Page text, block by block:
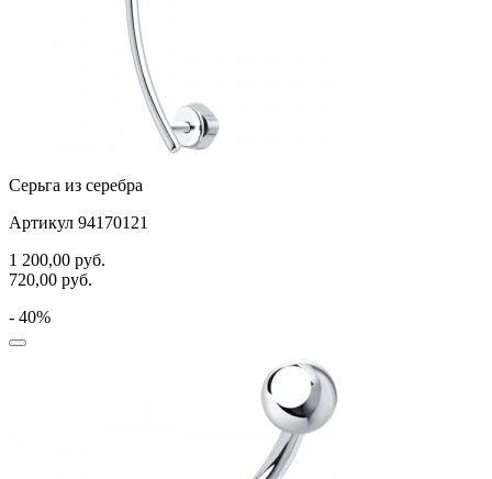
Серьга из серебра
Артикул 94170121
1 200,00 руб.
720,00 руб.
- 40%